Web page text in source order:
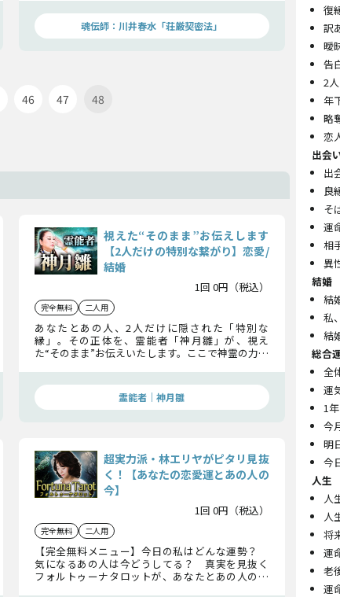
魂伝師：川井春水「荘厳契密法」
46 47 48
視えた“そのまま”お伝えします
【2人だけの特別な繋がり】恋愛/
結婚
1回 0円（税込）
完全無料 二人用
あなたとあの人、2人だけに隠された「特別な
縁」。その正体を、霊能者「神月雛」が、視え
た“そのまま”お伝えいたします。ここで神霊の力を
霊能者｜神月雛
超実力派・林エリヤがピタリ見抜
く！【あなたの恋愛運とあの人の
今】
1回 0円（税込）
完全無料 二人用
【完全無料メニュー】今日の私はどんな運勢？
気になるあの人は今どうしてる？ 真実を見抜く
フォルトゥーナタロットが、あなたとあの人の現
復
訳
曖
告
2
年
略
恋
出会
出
良
そ
運
相
異
結婚
結
私
結
総合
全
運
1
今
明
今
人生
人
人
将
運
老
運